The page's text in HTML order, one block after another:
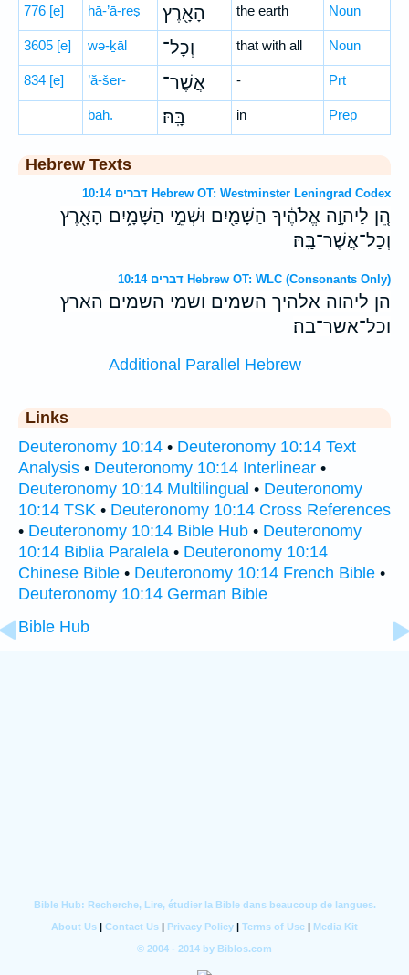
776 [e] hā-’ā-reṣ הָאָ֖רֶץ the earth Noun
3605 [e] wə-ḵāl וְכָל־ that with all Noun
834 [e] ’ă-šer- אֲשֶׁר־ - Prt
bāh. בָּֽהּ׃ in Prep
Hebrew Texts
דברים 10:14 Hebrew OT: Westminster Leningrad Codex
הֵ֚ן לַיהוָ֣ה אֱלֹהֶ֔יךָ הַשָּׁמַ֖יִם וּשְׁמֵ֣י הַשָּׁמָ֑יִם הָאָ֖רֶץ
וְכָל־אֲשֶׁר־בָּֽהּ׃
דברים 10:14 Hebrew OT: WLC (Consonants Only)
הן ליהוה אלהיך השמים ושמי השמים הארץ
וכל־אשר־בה׃
Additional Parallel Hebrew
Links
Deuteronomy 10:14 • Deuteronomy 10:14 Text
Analysis • Deuteronomy 10:14 Interlinear •
Deuteronomy 10:14 Multilingual • Deuteronomy
10:14 TSK • Deuteronomy 10:14 Cross References
• Deuteronomy 10:14 Bible Hub • Deuteronomy
10:14 Biblia Paralela • Deuteronomy 10:14
Chinese Bible • Deuteronomy 10:14 French Bible •
Deuteronomy 10:14 German Bible
Bible Hub